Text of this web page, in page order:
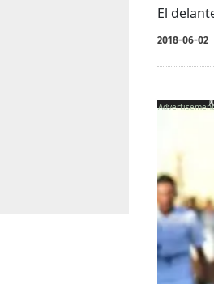
El
2018-06-02
X